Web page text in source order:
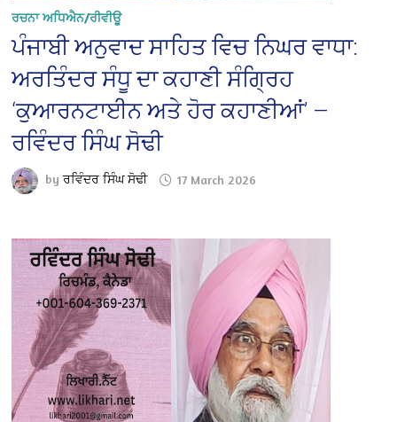
ਰਚਨਾ ਅਧਿਐਨ/ਰੀਵੀਊ
ਪੰਜਾਬੀ ਅਨੁਵਾਦ ਸਾਹਿਤ ਵਿਚ ਨਿਘਰ ਵਾਧਾ:
ਅਰਤਿੰਦਰ ਸੰਧੂ ਦਾ ਕਹਾਣੀ ਸੰਗ੍ਰਿਹ
‘ਕੁਆਰਨਟਾਈਨ ਅਤੇ ਹੋਰ ਕਹਾਣੀਆਂ’ —
ਰਵਿੰਦਰ ਸਿੰਘ ਸੋਢੀ
byਰਵਿੰਦਰ ਸਿੰਘ ਸੋਢੀ 17 March 2026